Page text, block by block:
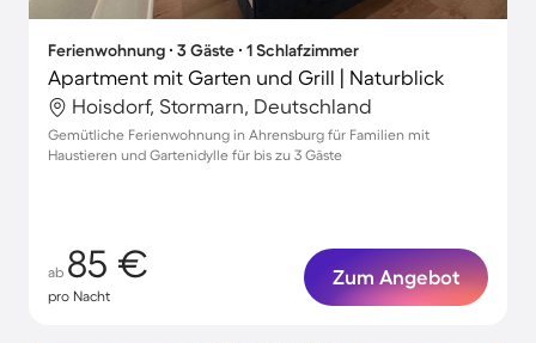
Ferienwohnung ∙ 3 Gäste ∙ 1 Schlafzimmer
Apartment mit Garten und Grill | Naturblick
Hoisdorf, Stormarn, Deutschland
Gemütliche Ferienwohnung in Ahrensburg für Familien mit
Haustieren und Gartenidylle für bis zu 3 Gäste
ab 85 €
pro Nacht
Zum Angebot